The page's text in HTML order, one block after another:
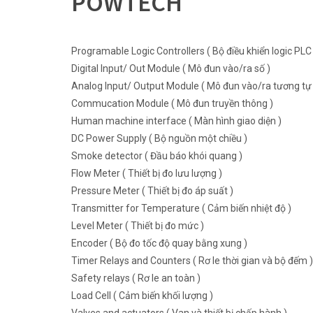
Programable Logic Controllers ( Bộ điều khiển logic
Digital Input/ Out Module ( Mô đun vào/ra số )
Analog Input/ Output Module ( Mô đun vào/ra tương tự
Commucation Module ( Mô đun truyền thông )
Human machine interface ( Màn hình giao diện )
DC Power Supply ( Bộ nguồn một chiều )
Smoke detector ( Đầu báo khói quang )
Flow Meter ( Thiết bị đo lưu lượng )
Pressure Meter ( Thiết bị đo áp suất )
Transmitter for Temperature ( Cảm biến nhiệt độ )
Level Meter ( Thiết bị đo mức )
Encoder ( Bộ đo tốc độ quay bằng xung )
Timer Relays and Counters ( Rơ le thời gian và bộ đếm )
Safety relays ( Rơ le an toàn )
Load Cell ( Cảm biến khối lượng )